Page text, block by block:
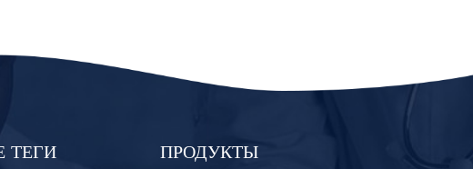
ТЕГИ ПРОДУКТЫ